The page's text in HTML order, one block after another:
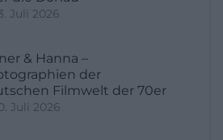
Juli 2026
& Hanna –
der
Filmwelt der 70er
Juli 2026